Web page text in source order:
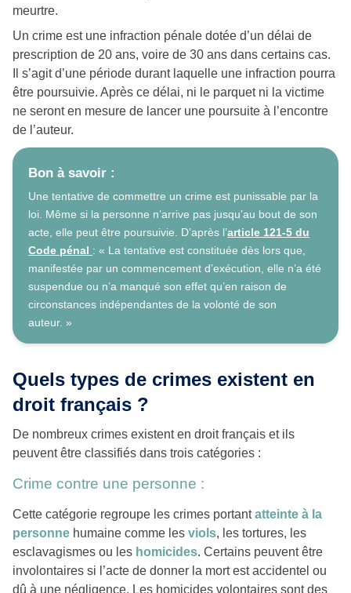
meurtre.
Un crime est une infraction pénale dotée d’un délai de
prescription de 20 ans, voire de 30 ans dans certains cas.
Il s’agit d’une période durant laquelle une infraction pourra
être poursuivie. Après ce délai, ni le parquet ni la victime
ne seront en mesure de lancer une poursuite à l’encontre
de l’auteur.
Bon à savoir :
Une tentative de commettre un crime est punissable par la
loi. Même si la personne n’arrive pas jusqu’au bout de son
acte, elle peut être poursuivie. D’après l’article 121-5 du
Code pénal : « La tentative est constituée dès lors que,
manifestée par un commencement d’exécution, elle n’a été
suspendue ou n’a manqué son effet qu’en raison de
circonstances indépendantes de la volonté de son
auteur. »
Quels types de crimes existent en
droit français ?
De nombreux crimes existent en droit français et ils
peuvent être classifiés dans trois catégories :
Crime contre une personne :
Cette catégorie regroupe les crimes portantatteinte à la
personne humaine comme les viols, les tortures, les
esclavagismes ou les homicides. Certains peuvent être
involontaires si l’acte de donner la mort est accidentel ou
dû à une négligence. Les homicides volontaires sont des